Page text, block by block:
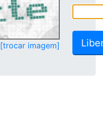
[trocar imagem]